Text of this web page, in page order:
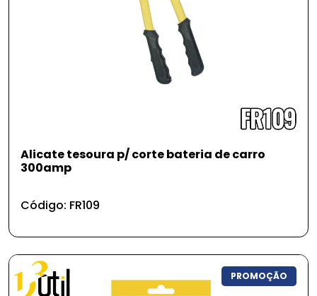
Alicate tesoura p/ corte bateria de carro
300amp
Código: FR109
PROMOÇÃO